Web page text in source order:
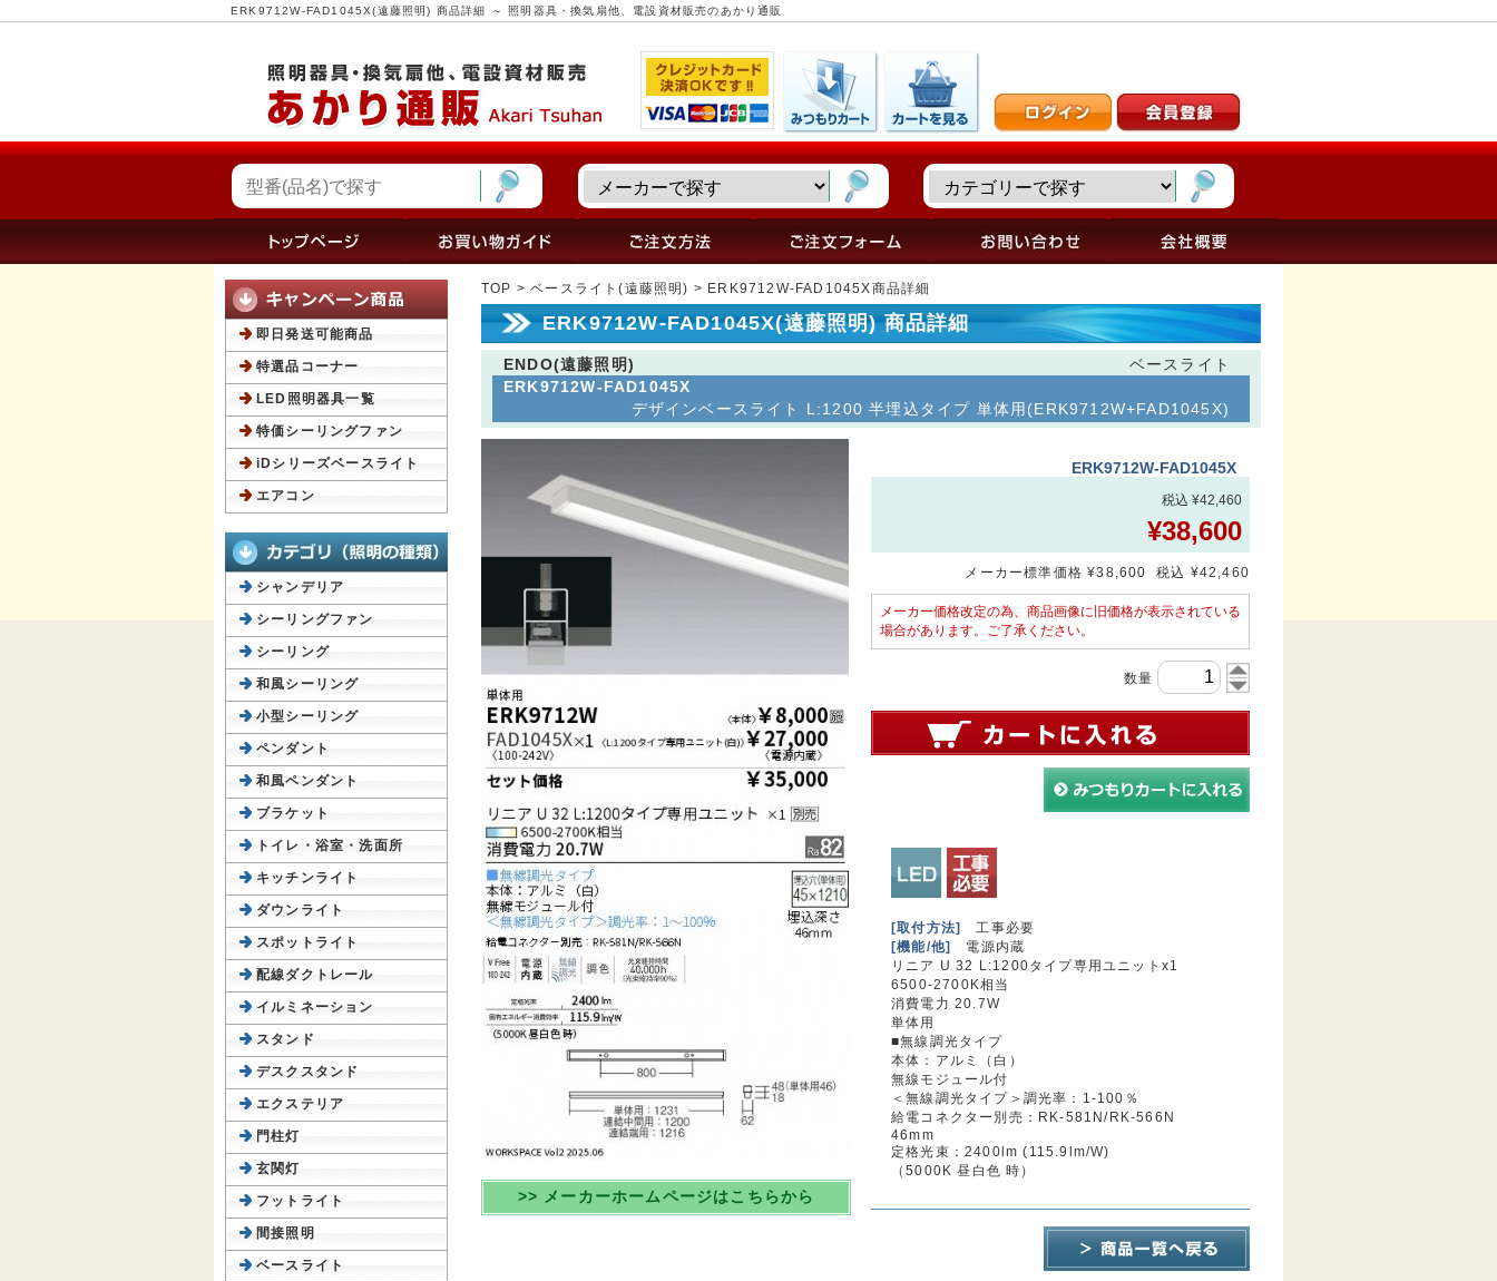
ERK9712W-FAD1045X(遠藤照明) 商品詳細 ～ 照明器具・換気扇他、電設資材販売のあかり通販
TOP >ベースライト(遠藤照明) > ERK9712W-FAD1045X商品詳細
ERK9712W-FAD1045X(遠藤照明) 商品詳細
ENDO(遠藤照明)
ベースライト
ERK9712W-FAD1045X
デザインベースライト L:1200 半埋込タイプ 単体用(ERK9712W+FAD1045X)
>> メーカーホームページはこちらから
ERK9712W-FAD1045X
税込 ¥42,460
¥38,600
メーカー標準価格 ¥38,600 税込 ¥42,460
メーカー価格改定の為、商品画像に旧価格が表示されている
場合があります。ご了承ください。
数量
[取付方法]
工事必要
[機能/他]
電源内蔵
リニア U 32 L:1200タイプ専用ユニットx1
6500-2700K相当
消費電力 20.7W
単体用
■無線調光タイプ
本体：アルミ（白）
無線モジュール付
＜無線調光タイプ＞調光率：1-100％
給電コネクター別売：RK-581N/RK-566N
46mm
定格光束：2400lm (115.9lm/W)
（5000K 昼白色 時）
即日発送可能商品
特選品コーナー
LED照明器具一覧
特価シーリングファン
iDシリーズベースライト
エアコン
シャンデリア
シーリングファン
シーリング
和風シーリング
小型シーリング
ペンダント
和風ペンダント
ブラケット
トイレ・浴室・洗面所
キッチンライト
ダウンライト
スポットライト
配線ダクトレール
イルミネーション
スタンド
デスクスタンド
エクステリア
門柱灯
玄関灯
フットライト
間接照明
ベースライト